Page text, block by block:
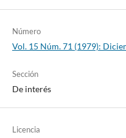
Número
Vol. 15 Núm. 71 (1979):
Sección
De interés
Licencia